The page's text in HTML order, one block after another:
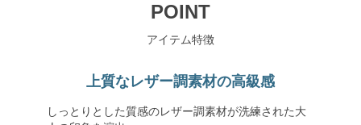
POINT
アイテム特徴
上質なレザー調素材の高級感
しっとりとした質感のレザー調素材が洗練された大